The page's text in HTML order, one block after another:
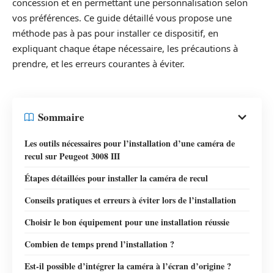
concession et en permettant une personnalisation selon
vos préférences. Ce guide détaillé vous propose une
méthode pas à pas pour installer ce dispositif, en
expliquant chaque étape nécessaire, les précautions à
prendre, et les erreurs courantes à éviter.
Sommaire
Les outils nécessaires pour l’installation d’une caméra de
recul sur Peugeot 3008 III
Étapes détaillées pour installer la caméra de recul
Conseils pratiques et erreurs à éviter lors de l’installation
Choisir le bon équipement pour une installation réussie
Combien de temps prend l’installation ?
Est-il possible d’intégrer la caméra à l’écran d’origine ?